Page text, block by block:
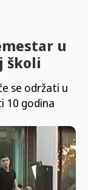
u
školi
se održati u
10 godina